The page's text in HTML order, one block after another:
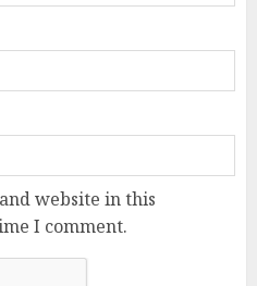
website in this
I comment.